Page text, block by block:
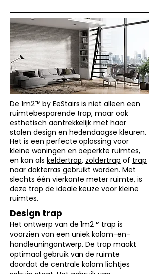
De 1m2™ by EeStairs is niet alleen een
ruimtebesparende trap, maar ook
esthetisch aantrekkelijk met haar
stalen design en hedendaagse kleuren.
Het is een perfecte oplossing voor
kleine woningen en beperkte ruimtes,
en kan als keldertrap, zoldertrap of trap
naar dakterras gebruikt worden. Met
slechts één vierkante meter ruimte, is
deze trap de ideale keuze voor kleine
ruimtes.
Design trap
Het ontwerp van de 1m2™ trap is
voorzien van een uniek kolom-en-
handleuningontwerp. De trap maakt
optimaal gebruik van de ruimte
doordat de centrale kolom lichtjes